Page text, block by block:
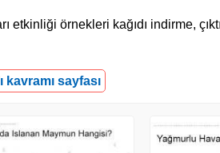
etkinliği örnekleri kağıdı indirme,
kavramı sayfası